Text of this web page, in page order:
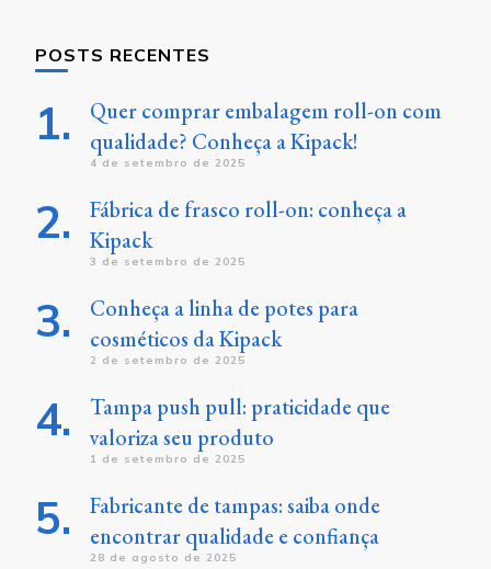
POSTS RECENTES
Quer comprar embalagem roll-on com
qualidade? Conheça a Kipack!
4 de setembro de 2025
Fábrica de frasco roll-on: conheça a
Kipack
3 de setembro de 2025
Conheça a linha de potes para
cosméticos da Kipack
2 de setembro de 2025
Tampa push pull: praticidade que
valoriza seu produto
1 de setembro de 2025
Fabricante de tampas: saiba onde
encontrar qualidade e confiança
28 de agosto de 2025